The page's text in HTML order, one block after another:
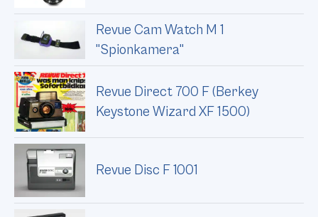
Revue Cam Watch M 1
"Spionkamera"
Revue Direct 700 F (Berkey
Keystone Wizard XF 1500)
Revue Disc F 1001